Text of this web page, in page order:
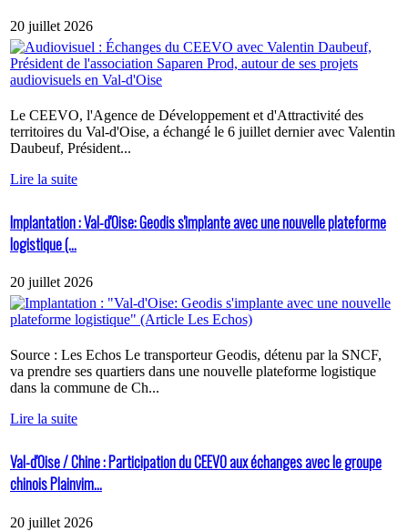
20 juillet 2026
Le CEEVO, l'Agence de Développement et d'Attractivité des
territoires du Val-d'Oise, a échangé le 6 juillet dernier avec Valentin
Daubeuf, Président...
Lire la suite
Implantation : Val-d'Oise: Geodis s'implante avec une nouvelle plateforme
logistique (...
20 juillet 2026
Source : Les Echos Le transporteur Geodis, détenu par la SNCF,
va prendre ses quartiers dans une nouvelle plateforme logistique
dans la commune de Ch...
Lire la suite
Val-d'Oise / Chine : Participation du CEEVO aux échanges avec le groupe
chinois Plainvim...
20 juillet 2026